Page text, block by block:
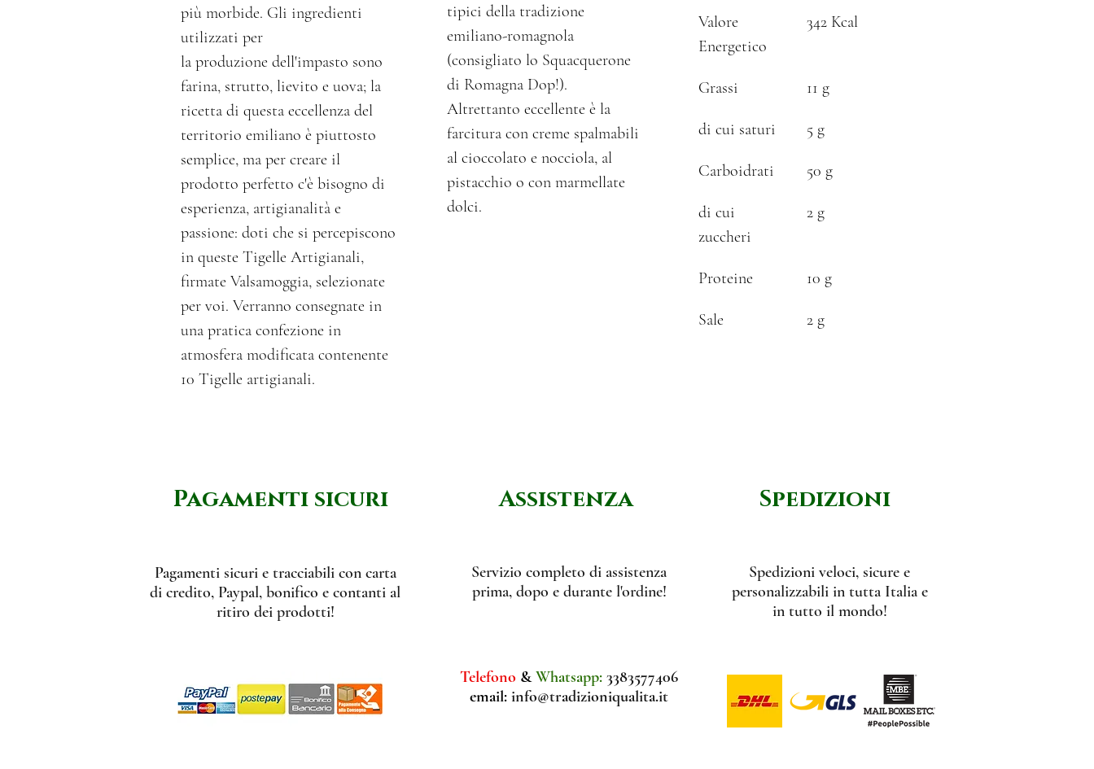
più morbide. Gli ingredienti
utilizzati per
la produzione dell'impasto sono
farina, strutto, lievito e uova; la
ricetta di questa eccellenza del
territorio emiliano è piuttosto
semplice, ma per creare il
prodotto perfetto c'è bisogno di
esperienza, artigianalità e
passione: doti che si percepiscono
in queste Tigelle Artigianali,
firmate Valsamoggia, selezionate
per voi. Verranno consegnate in
una pratica confezione in
atmosfera modificata contenente
10 Tigelle artigianali.
tipici della tradizione
emiliano-romagnola
(consigliato lo Squacquerone
di Romagna Dop!).
Altrettanto eccellente è la
farcitura con creme spalmabili
al cioccolato e nocciola, al
pistacchio o con marmellate
dolci.
Valore
Energetico
342 Kcal
Grassi 11 g
di cui saturi 5 g
Carboidrati 50 g
di cui
zuccheri
2 g
Proteine 10 g
Sale 2 g
Pagamenti sicuri Assistenza Spedizioni
Pagamenti sicuri e tracciabili con carta
di credito, Paypal, bonifico e contanti al
ritiro dei prodotti!
Servizio completo di assistenza
prima, dopo e durante l'ordine!
Telefono & Whatsapp: 3383577406
email: info@tradizioniqualita.it
Spedizioni veloci, sicure e
personalizzabili in tutta Italia e
in tutto il mondo!